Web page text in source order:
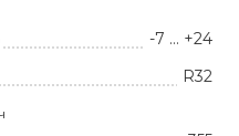
-7 … +24
R32